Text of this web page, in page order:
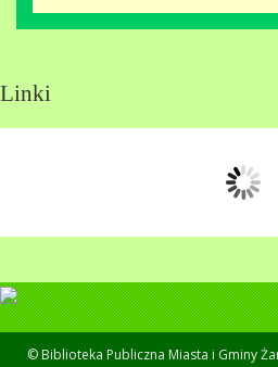
Linki
© Biblioteka Publiczna Miasta i Gminy